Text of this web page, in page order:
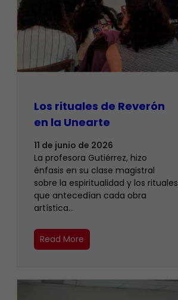
Los rituales de Reverón
en la Unearte
11 de junio de 2026
La profesora Gutiérrez, hizo
énfasis en su clase magistral
sobre la espiritualidad y los rituales
que antecedían cada obra
artística…
Read More